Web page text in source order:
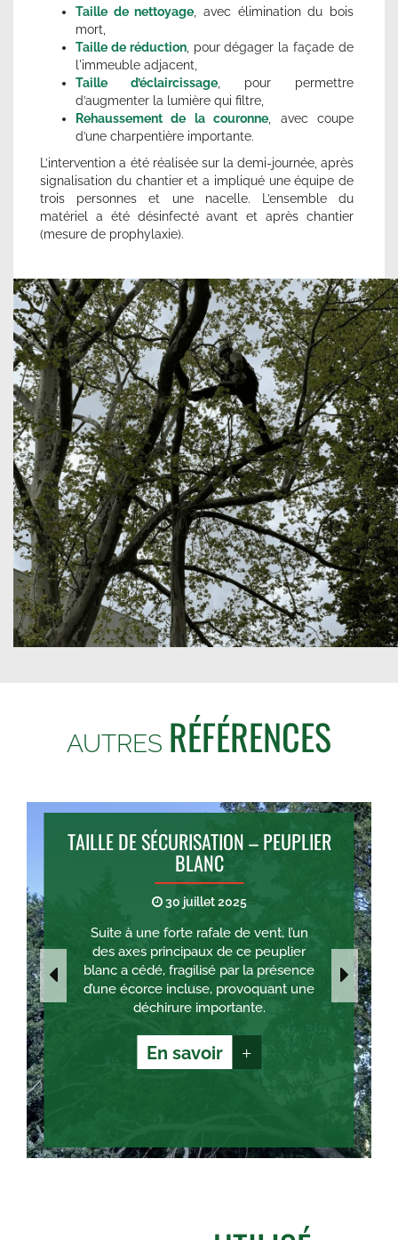
Taille de nettoyage , avec élimination du bois
mort,
Taille de réduction, pour dégager la façade de
l'immeuble adjacent,
Taille d’éclaircissage , pour permettre
d’augmenter la lumière qui filtre,
Rehaussement de la couronne , avec coupe
d’une charpentière importante.
L’intervention a été réalisée sur la demi-journée, après
signalisation du chantier et a impliqué une équipe de
trois personnes et une nacelle. L’ensemble du
matériel a été désinfecté avant et après chantier
(mesure de prophylaxie).
AUTRES RÉFÉRENCES
TAILLE DE SÉCURISATION – PEUPLIER
BLANC
30 juillet 2025
Suite à une forte rafale de vent, l’un
des axes principaux de ce peuplier
blanc a cédé, fragilisé par la présence
d’une écorce incluse, provoquant une
déchirure importante.
En savoir +